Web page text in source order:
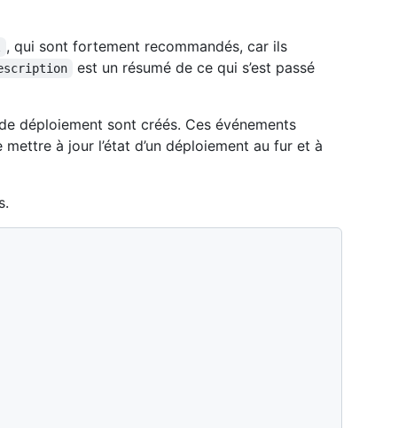
, qui sont fortement recommandés, car ils
est un résumé de ce qui s’est passé
déploiement sont créés. Ces événements
à jour l’état d’un déploiement au fur et à